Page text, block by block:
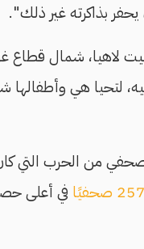
بذاكرته غير ذلك".
لتحيا هي وأطفالها
من الحرب التي
257 صحفيًا
في أعلى